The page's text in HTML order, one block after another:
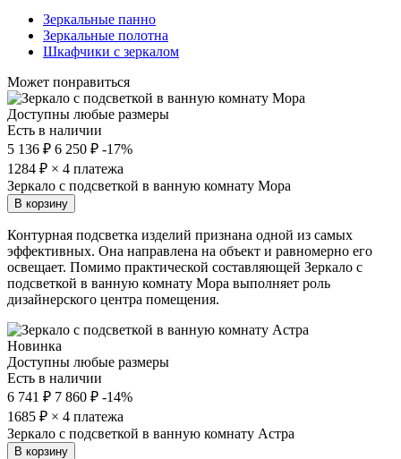
Зеркальные панно
Зеркальные полотна
Шкафчики с зеркалом
Может понравиться
Доступны любые размеры
Есть в наличии
5 136 ₽ 6 250 ₽ -17%
1284 ₽ × 4 платежа
Зеркало с подсветкой в ванную комнату Мора
В корзину
Контурная подсветка изделий признана одной из самых
эффективных. Она направлена на объект и равномерно его
освещает. Помимо практической составляющей Зеркало с
подсветкой в ванную комнату Мора выполняет роль
дизайнерского центра помещения.
Новинка
Доступны любые размеры
Есть в наличии
6 741 ₽ 7 860 ₽ -14%
1685 ₽ × 4 платежа
Зеркало с подсветкой в ванную комнату Астра
В корзину